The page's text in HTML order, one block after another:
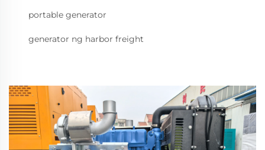
portable generator
generator ng harbor freight